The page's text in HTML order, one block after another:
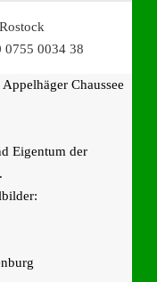
0755 0034 38
Chaussee
Eigentum der